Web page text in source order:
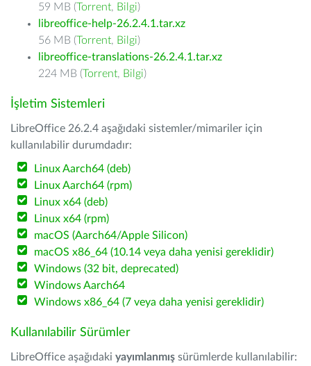
59 MB (Torrent, Bilgi)
libreoffice-help-26.2.4.1.tar.xz
56 MB (Torrent, Bilgi)
libreoffice-translations-26.2.4.1.tar.xz
224 MB (Torrent, Bilgi)
İşletim Sistemleri
LibreOffice 26.2.4 aşağıdaki sistemler/mimariler için
kullanılabilir durumdadır:
Linux Aarch64 (deb)
Linux Aarch64 (rpm)
Linux x64 (deb)
Linux x64 (rpm)
macOS (Aarch64/Apple Silicon)
macOS x86_64 (10.14 veya daha yenisi gereklidir)
Windows (32 bit, deprecated)
Windows Aarch64
Windows x86_64 (7 veya daha yenisi gereklidir)
Kullanılabilir Sürümler
LibreOffice aşağıdaki yayımlanmış sürümlerde kullanılabilir: